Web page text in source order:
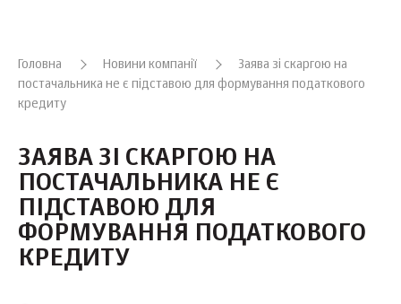
Головна Новини компанії
Заява зі скаргою на
постачальника не є підставою для формування податкового
кредиту
ЗАЯВА ЗІ СКАРГОЮ НА
ПОСТАЧАЛЬНИКА НЕ Є
ПІДСТАВОЮ ДЛЯ
ФОРМУВАННЯ ПОДАТКОВОГО
КРЕДИТУ